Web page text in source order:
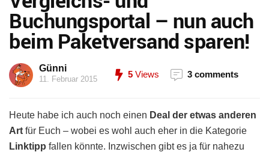
Buchungsportal – nun auch
beim Paketversand sparen!
Günni
11. Februar 2015 5 Views 3 comments
Heute habe ich auch noch einen Deal der etwas anderen
Art für Euch – wobei es wohl auch eher in die Kategorie
Linktipp fallen könnte. Inzwischen gibt es ja für nahezu